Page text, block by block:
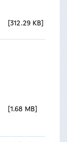
312.29 KB
1.68 MB